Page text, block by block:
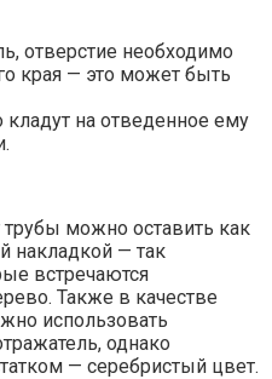
отверстие необходимо
края — это может быть
на отведенное ему
можно оставить как
накладкой — так
встречаются
Также в качестве
использовать
однако
— серебристый цвет.